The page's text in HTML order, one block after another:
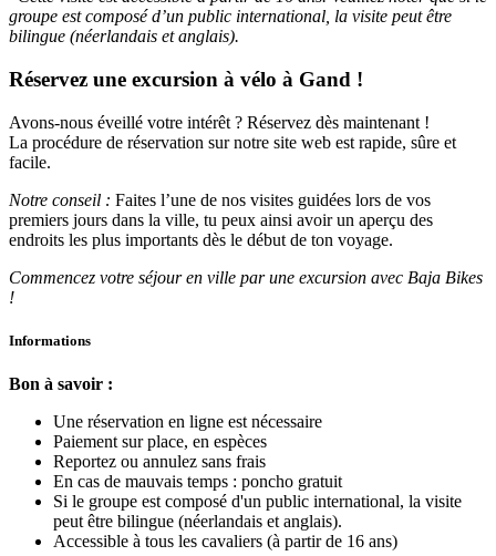
groupe est composé d’un public international, la visite peut être
bilingue (néerlandais et anglais).
Réservez une excursion à vélo à Gand !
Avons-nous éveillé votre intérêt ? Réservez dès maintenant !
La procédure de réservation sur notre site web est rapide, sûre et
facile.
Notre conseil : Faites l’une de nos visites guidées lors de vos
premiers jours dans la ville, tu peux ainsi avoir un aperçu des
endroits les plus importants dès le début de ton voyage.
Commencez votre séjour en ville par une excursion avec Baja Bikes
!
Informations
Bon à savoir :
Une réservation en ligne est nécessaire
Paiement sur place, en espèces
Reportez ou annulez sans frais
En cas de mauvais temps : poncho gratuit
Si le groupe est composé d'un public international, la visite
peut être bilingue (néerlandais et anglais).
Accessible à tous les cavaliers (à partir de 16 ans)